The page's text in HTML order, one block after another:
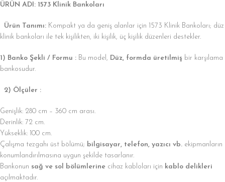
ÜRÜN ADI: 1573 Klinik Bankoları
Ürün Tanımı: Kompakt ya da geniş alanlar için 1573 Klinik Bankoları; düz
klinik bankoları ile tek kişilikten, iki kişilik, üç kişilik düzenleri destekler.
1) Banko Şekli / Formu : Bu model, Düz, formda üretilmiş bir karşılama
bankosudur.
2) Ölçüler :
Genişlik: 280 cm – 360 cm arası.
Derinlik: 72 cm.
Yükseklik: 100 cm.
Çalışma tezgahı üst bölümü; bilgisayar, telefon, yazıcı vb. ekipmanların
konumlandırılmasına uygun şekilde tasarlanır.
Bankonun sağ ve sol bölümlerine cihaz kabloları için kablo delikleri
açılmaktadır.